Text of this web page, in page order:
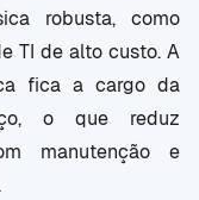
robusta, como
TI de alto custo. A
fica a cargo da
o que reduz
manutenção e